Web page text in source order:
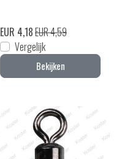
EUR 4,18EUR 4,59
Vergelijk
Bekijken